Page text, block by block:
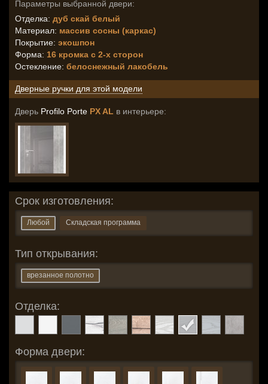
Параметры выбранной двери:
Отделка: дуб скай белый
Материал: массив сосны (каркас)
Покрытие: экошпон
Форма: 16 кромка с 2-х сторон
Остекление: белоснежный лакобель
Дверные ручки для этой модели
Дверь Profilo Porte PX AL в интерьере:
Срок изготовления:
Любой Складская программа
Тип открывания:
врезанное полотно
Отделка:
Форма двери: